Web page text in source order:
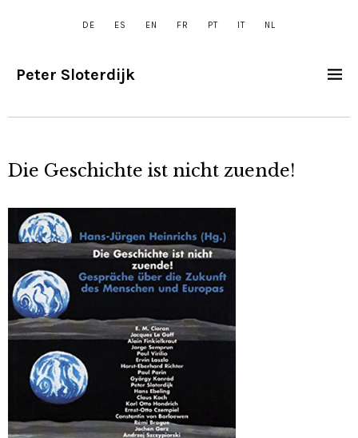
DE ES EN FR PT IT NL
Peter Sloterdijk
Die Geschichte ist nicht zuende!